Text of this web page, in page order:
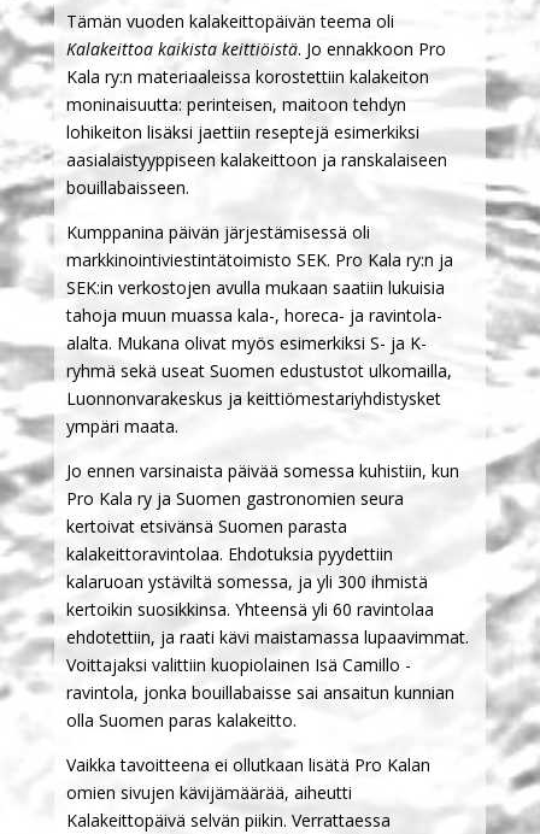
Tämän vuoden kalakeittopäivän teema oli
Kalakeittoa kaikista keittiöistä. Jo ennakkoon Pro
Kala ry:n materiaaleissa korostettiin kalakeiton
moninaisuutta: perinteisen, maitoon tehdyn
lohikeiton lisäksi jaettiin reseptejä esimerkiksi
aasialaistyyppiseen kalakeittoon ja ranskalaiseen
bouillabaisseen.
Kumppanina päivän järjestämisessä oli
markkinointiviestintätoimisto SEK. Pro Kala ry:n ja
SEK:in verkostojen avulla mukaan saatiin lukuisia
tahoja muun muassa kala-, horeca- ja ravintola-
alalta. Mukana olivat myös esimerkiksi S- ja K-
ryhmä sekä useat Suomen edustustot ulkomailla,
Luonnonvarakeskus ja keittiömestariyhdistysket
ympäri maata.
Jo ennen varsinaista päivää somessa kuhistiin, kun
Pro Kala ry ja Suomen gastronomien seura
kertoivat etsivänsä Suomen parasta
kalakeittoravintolaa. Ehdotuksia pyydettiin
kalaruoan ystäviltä somessa, ja yli 300 ihmistä
kertoikin suosikkinsa. Yhteensä yli 60 ravintolaa
ehdotettiin, ja raati kävi maistamassa lupaavimmat.
Voittajaksi valittiin kuopiolainen Isä Camillo -
ravintola, jonka bouillabaisse sai ansaitun kunnian
olla Suomen paras kalakeitto.
Vaikka tavoitteena ei ollutkaan lisätä Pro Kalan
omien sivujen kävijämäärää, aiheutti
Kalakeittopäivä selvän piikin. Verrattaessa